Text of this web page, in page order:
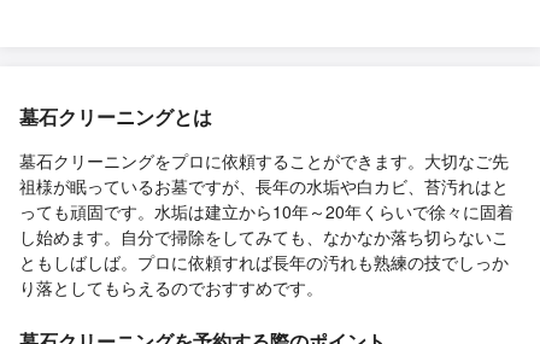
墓石クリーニングとは
墓石クリーニングをプロに依頼することができます。大切なご先
祖様が眠っているお墓ですが、長年の水垢や白カビ、苔汚れはと
っても頑固です。水垢は建立から10年～20年くらいで徐々に固着
し始めます。自分で掃除をしてみても、なかなか落ち切らないこ
ともしばしば。プロに依頼すれば長年の汚れも熟練の技でしっか
り落としてもらえるのでおすすめです。